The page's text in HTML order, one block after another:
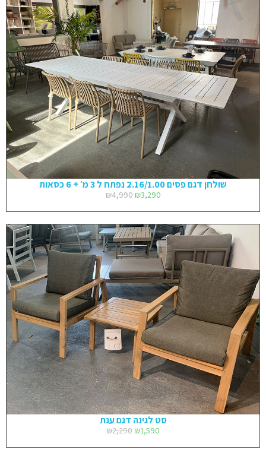
שולחן דגם פסים 2.16/1.00 נפתח ל 3 מ׳ + 6 כסאות
₪4,990 ₪3,290
סט לגינה דגם ענת
₪2,290 ₪1,590